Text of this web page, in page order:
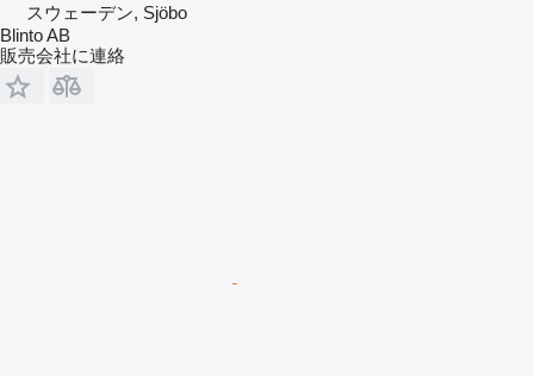
スウェーデン, Sjöbo
Blinto AB
販売会社に連絡